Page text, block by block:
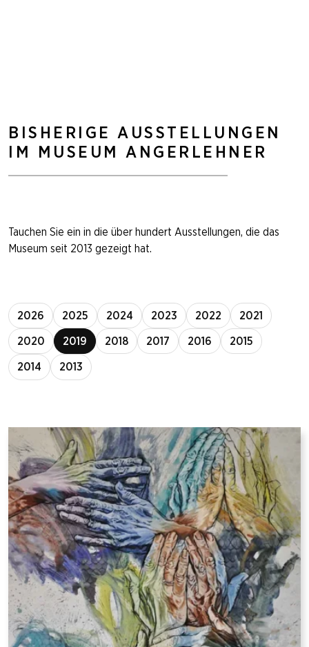
BISHERIGE AUSSTELLUNGEN
IM MUSEUM ANGERLEHNER
Tauchen Sie ein in die über hundert Ausstellungen, die das
Museum seit 2013 gezeigt hat.
2026 2025 2024 2023 2022 2021
2020 2019 2018 2017 2016 2015
2014 2013